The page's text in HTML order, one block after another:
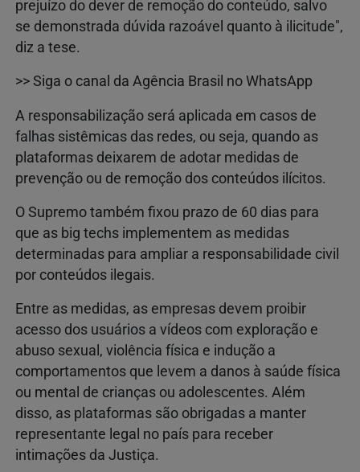
prejuízo do dever de remoção do conteúdo, salvo
se demonstrada dúvida razoável quanto à ilicitude",
diz a tese.
>> Siga o canal da Agência Brasil no WhatsApp
A responsabilização será aplicada em casos de
falhas sistêmicas das redes, ou seja, quando as
plataformas deixarem de adotar medidas de
prevenção ou de remoção dos conteúdos ilícitos.
O Supremo também fixou prazo de 60 dias para
que as big techs implementem as medidas
determinadas para ampliar a responsabilidade civil
por conteúdos ilegais.
Entre as medidas, as empresas devem proibir
acesso dos usuários a vídeos com exploração e
abuso sexual, violência física e indução a
comportamentos que levem a danos à saúde física
ou mental de crianças ou adolescentes. Além
disso, as plataformas são obrigadas a manter
representante legal no país para receber
intimações da Justiça.